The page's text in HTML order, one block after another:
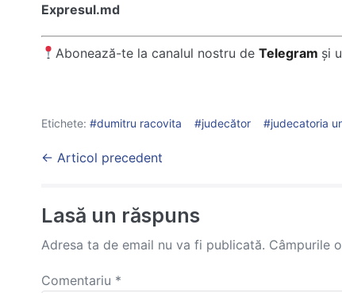
Expresul.md
Abonează-te la canalul nostru deTelegram și
Etichete: dumitru racovita judecător judecatoria
Post
← Articol precedent
Lasă un răspuns
Adresa ta de email nu va fi publicată. Câmpurile
Comentariu *